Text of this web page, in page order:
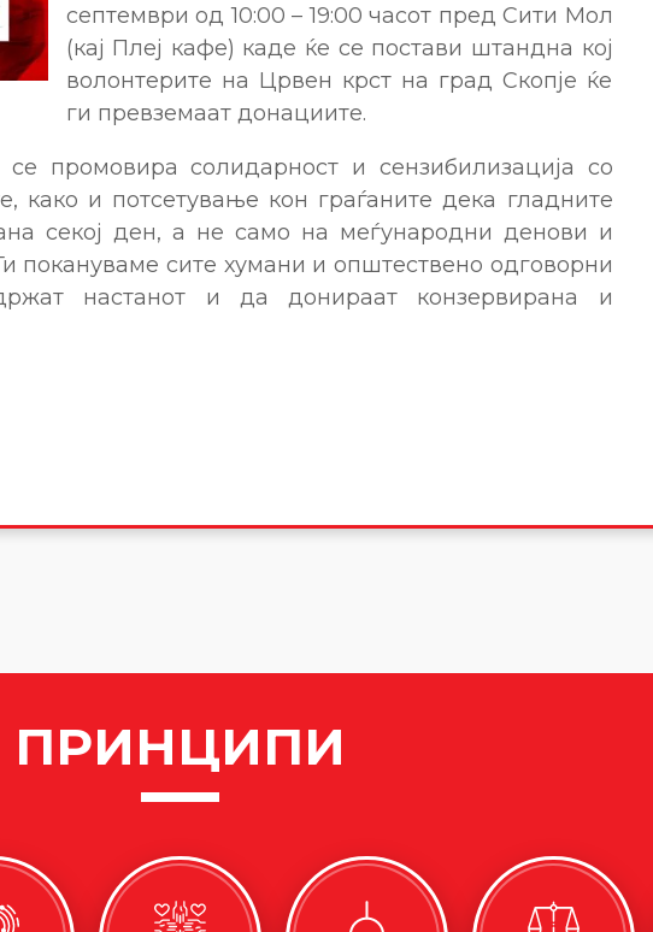
септември од 10:00 – 19:00 часот пред Сити Мол
(кај Плеј кафе) каде ќе се постави штандна кој
волонтерите на Црвен крст на град Скопје ќе
ги превземаат донациите.
се промовира солидарност и сензибилизација со
како и потсетување кон граѓаните дека гладните
секој ден, а не само на меѓународни денови и
покануваме сите хумани и општествено одговорни
настанот и да донираат конзервирана и
ПРИНЦИПИ